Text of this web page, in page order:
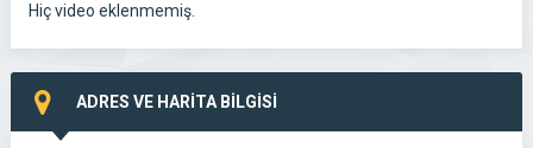
Hiç video eklenmemiş.
ADRES VE HARİTA BİLGİSİ